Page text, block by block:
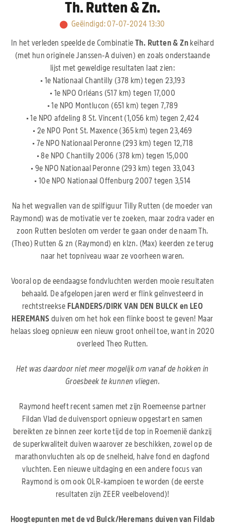
Th. Rutten & Zn.
Geëindigd :07-07-2024 13:30
In het verleden speelde de Combinatie Th. Rutten & Zn keihard
(met hun originele Janssen-A duiven) en zoals onderstaande
lijst met geweldige resultaten laat zien:
• 1e Nationaal Chantilly (378 km) tegen 23,193
• 1e NPO Orléans (517 km) tegen 17,000
• 1e NPO Montlucon (651 km) tegen 7,789
• 1e NPO afdeling 8 St. Vincent (1,056 km) tegen 2,424
• 2e NPO Pont St. Maxence (365 km) tegen 23,469
• 7e NPO Nationaal Peronne (293 km) tegen 12,718
• 8e NPO Chantilly 2006 (378 km) tegen 15,000
• 9e NPO Nationaal Peronne (293 km) tegen 33,043
• 10e NPO Nationaal Offenburg 2007 tegen 3,514
Na het wegvallen van de spilfiguur Tilly Rutten (de moeder van
Raymond) was de motivatie ver te zoeken, maar zodra vader en
zoon Rutten besloten om verder te gaan onder de naam Th.
(Theo) Rutten & zn (Raymond) en klzn. (Max) keerden ze terug
naar het topniveau waar ze voorheen waren.
Vooral op de eendaagse fondvluchten werden mooie resultaten
behaald. De afgelopen jaren werd er flink geïnvesteerd in
rechtstreekse FLANDERS/DIRK VAN DEN BULCK en LEO
HEREMANS duiven om het hok een flinke boost te geven! Maar
helaas sloeg opnieuw een nieuw groot onheil toe, want in 2020
overleed Theo Rutten.
Het was daardoor niet meer mogelijk om vanaf de hokken in
Groesbeek te kunnen vliegen.
Raymond heeft recent samen met zijn Roemeense partner
Fildan Vlad de duivensport opnieuw opgestart en samen
bereikten ze binnen zeer korte tijd de top in Roemenië dankzij
de superkwaliteit duiven waarover ze beschikken, zowel op de
marathonvluchten als op de snelheid, halve fond en dagfond
vluchten. Een nieuwe uitdaging en een andere focus van
Raymond is om ook OLR-kampioen te worden (de eerste
resultaten zijn ZEER veelbelovend)!
Hoogtepunten met de vd Bulck/Heremans duiven van Fildab